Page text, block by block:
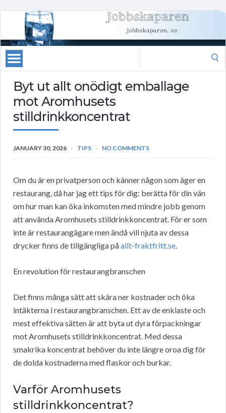
Byt ut allt onödigt emballage
mot Aromhusets
stilldrinkkoncentrat
JANUARY 30, 2026 TIPS NO COMMENTS
Om du är en privatperson och känner någon som äger en
restaurang, då har jag ett tips för dig: berätta för din vän
om hur man kan öka inkomsten med mindre jobb genom
att använda Aromhusets stilldrinkkoncentrat. För er som
inte är restaurangägare men ändå vill njuta av dessa
drycker finns de tillgängliga påallt-fraktfritt.se.
En revolution för restaurangbranschen
Det finns många sätt att skära ner kostnader och öka
intäkterna i restaurangbranschen. Ett av de enklaste och
mest effektiva sätten är att byta ut dyra förpackningar
mot Aromhusets stilldrinkkoncentrat. Med dessa
smakrika koncentrat behöver du inte längre oroa dig för
de dolda kostnaderna med flaskor och burkar.
Varför Aromhusets
stilldrinkkoncentrat?